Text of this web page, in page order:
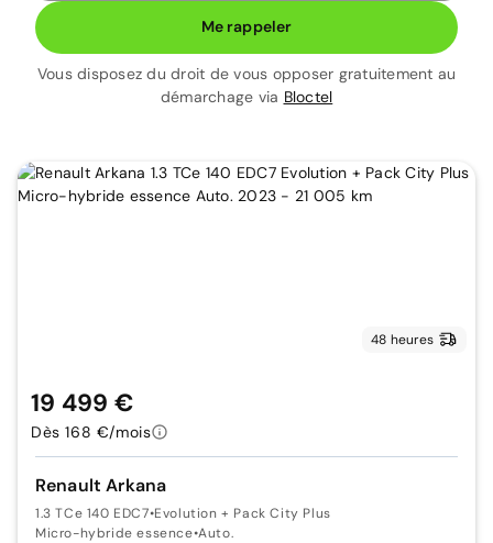
Me rappeler
Vous disposez du droit de vous opposer gratuitement au
démarchage via Bloctel
48 heures
Renault Arkana
1.3 TCe 140 EDC7•Evolution + Pack City Plus
Micro-hybride essence•Auto.
19 499 €
Dès 168 €/mois